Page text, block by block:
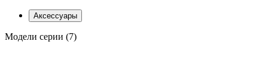
Аксессуары
Модели серии (7)